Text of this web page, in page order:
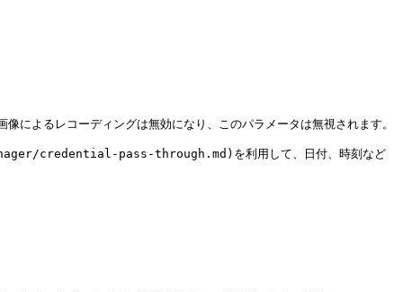
によるレコーディングは無効になり、このパラメータは無視されます。
credential-pass-through.md)を利用して、日付、時刻など